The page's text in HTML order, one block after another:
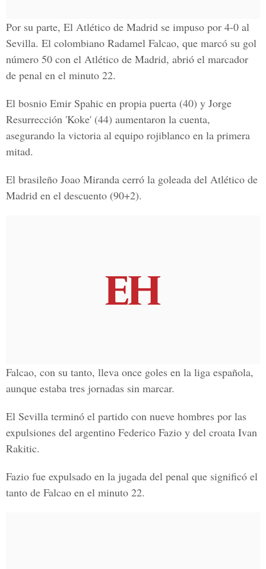
Por su parte, El Atlético de Madrid se impuso por 4-0 al
Sevilla. El colombiano Radamel Falcao, que marcó su gol
número 50 con el Atlético de Madrid, abrió el marcador
de penal en el minuto 22.
El bosnio Emir Spahic en propia puerta (40) y Jorge
Resurrección 'Koke' (44) aumentaron la cuenta,
asegurando la victoria al equipo rojiblanco en la primera
mitad.
El brasileño Joao Miranda cerró la goleada del Atlético de
Madrid en el descuento (90+2).
Falcao, con su tanto, lleva once goles en la liga española,
aunque estaba tres jornadas sin marcar.
El Sevilla terminó el partido con nueve hombres por las
expulsiones del argentino Federico Fazio y del croata Ivan
Rakitic.
Fazio fue expulsado en la jugada del penal que significó el
tanto de Falcao en el minuto 22.